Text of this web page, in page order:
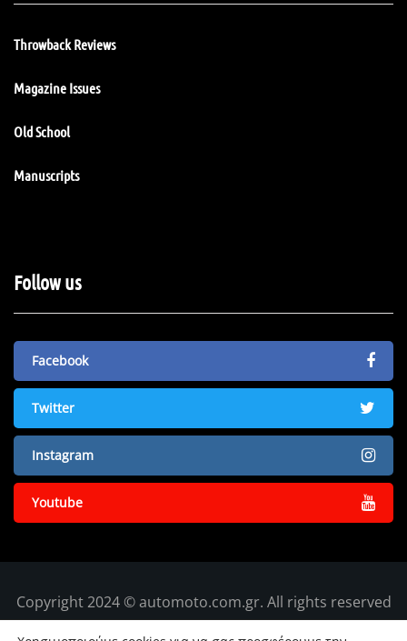
Throwback Reviews
Magazine Issues
Old School
Manuscripts
Follow us
Facebook
Twitter
Instagram
Youtube
Copyright 2024 © automoto.com.gr. All rights reserved